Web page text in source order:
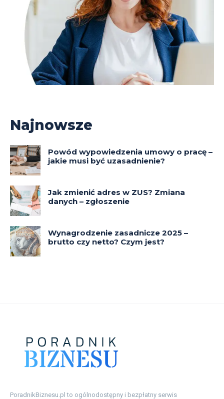
PoradnikBiznesu.pl to ogólnodostępny i bezpłatny serwis